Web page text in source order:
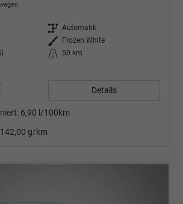
Getriebe Automatik
Außenfarbe
Frozen White
Kilometerstand
50 km
Details
6,90 l/100km
142,00 g/km